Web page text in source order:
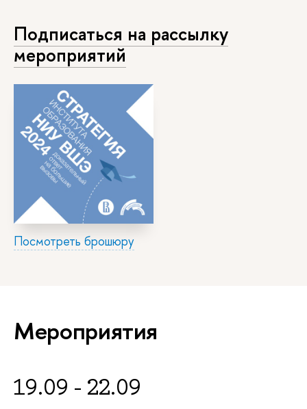
Подписаться на рассылку
мероприятий
Посмотреть брошюру
Мероприятия
19.09 - 22.09